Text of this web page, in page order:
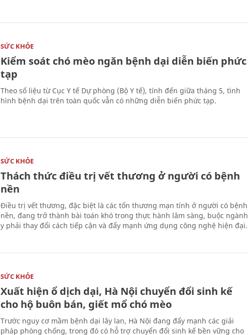
SỨC KHỎE
Kiểm soát chó mèo ngăn bệnh dại diễn biến phức
tạp
Theo số liệu từ Cục Y tế Dự phòng (Bộ Y tế), tính đến giữa tháng 5, tình
hình bệnh dại trên toàn quốc vẫn có những diễn biến phức tạp.
SỨC KHỎE
Thách thức điều trị vết thương ở người có bệnh
nền
Điều trị vết thương, đặc biệt là các tổn thương mạn tính ở người có bệnh
nền, đang trở thành bài toán khó trong thực hành lâm sàng, buộc ngành
y phải thay đổi cách tiếp cận và đẩy mạnh ứng dụng công nghệ hiện đại.
SỨC KHỎE
Xuất hiện ổ dịch dại, Hà Nội chuyển đổi sinh kế
cho hộ buôn bán, giết mổ chó mèo
Trước nguy cơ mầm bệnh dại lây lan, Hà Nội đang đẩy mạnh các giải
pháp phòng chống, trong đó có hỗ trợ chuyển đổi sinh kế bền vững cho